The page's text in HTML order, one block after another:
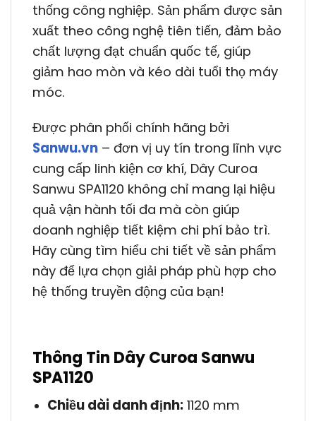
thống công nghiệp. Sản phẩm được sản
xuất theo công nghệ tiên tiến, đảm bảo
chất lượng đạt chuẩn quốc tế, giúp
giảm hao mòn và kéo dài tuổi thọ máy
móc.
Được phân phối chính hãng bởi
Sanwu.vn – đơn vị uy tín trong lĩnh vực
cung cấp linh kiện cơ khí, Dây Curoa
Sanwu SPA1120 không chỉ mang lại hiệu
quả vận hành tối đa mà còn giúp
doanh nghiệp tiết kiệm chi phí bảo trì.
Hãy cùng tìm hiểu chi tiết về sản phẩm
này để lựa chọn giải pháp phù hợp cho
hệ thống truyền động của bạn!
Thông Tin Dây Curoa Sanwu
SPA1120
Chiều dài danh định:1120 mm